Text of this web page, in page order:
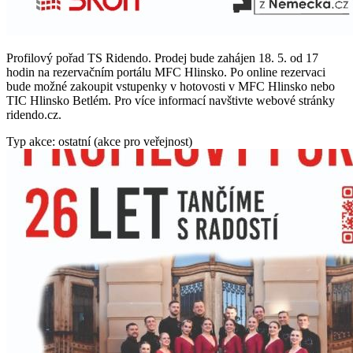
Profilový pořad TS Ridendo. Prodej bude zahájen 18. 5. od 17
hodin na rezervačním portálu MFC Hlinsko. Po online rezervaci
bude možné zakoupit vstupenky v hotovosti v MFC Hlinsko nebo
TIC Hlinsko Betlém. Pro více informací navštivte webové stránky
ridendo.cz.
Typ akce: ostatní (akce pro veřejnost)